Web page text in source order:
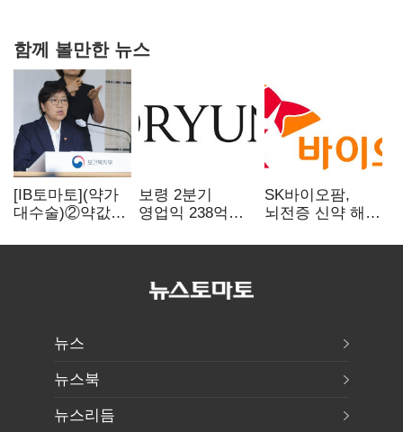
함께 볼만한 뉴스
[IB토마토](약가
대수술)②약값
축소…제약업계
보령 2분기
영업익 238억…
SK바이오팜,
뇌전증 신약 해외
차세대 신약 개발
뉴스
뉴스북
뉴스리듬